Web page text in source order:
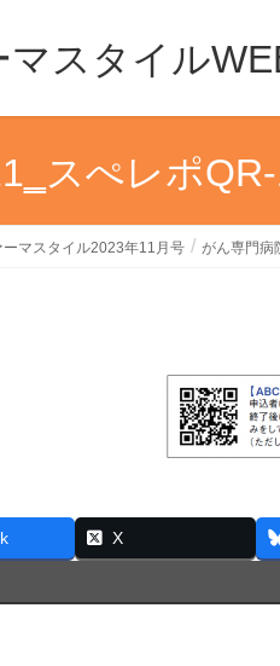
マスタイル
スぺレポ
ーマスタイル2023年11月号 がん専門病
X